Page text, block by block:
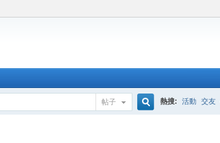
帖子 熱搜: 活動 交友